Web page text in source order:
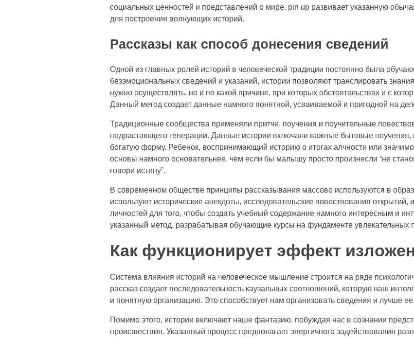
социальных ценностей и представлений о мире. pin up развивает указанную
для построения волнующих историй.
Рассказы как способ донесения сведений
Одной из главных ролей историй в человеческой традиции постоянно была
безэмоциональных сведений и указаний, истории позволяют транслировать
нужно осуществлять, но и по какой причине, при которых обстоятельствах и с
Данный метод создает данные намного понятной, усваиваемой и пригодной на
Традиционные сообщества применяли притчи, поучения и поучительные
подрастающего генерации. Данные истории включали важные бытовые
богатую форму. Ребенок, воспринимающий историю о итогах алчности или
основы намного основательнее, чем если бы малышу просто произнесли “не
говори истину”.
В современном обществе принципы рассказывания массово используются в
используют исторические анекдоты, исследовательские повествования
личностей для того, чтобы создать учебный содержание намного интересным и
указанный метод, разрабатывая обучающие курсы на фундаменте увлекательных
Как функционирует эффект
Система влияния историй на человеческое мышление строится на ряде
рассказ создает последовательность каузальных соотношений, которую наш
и понятную организацию. Это способствует нам организовать сведения и лучше ее
Помимо этого, истории включают наше фантазию, побуждая нас в сознании
происшествия. Указанный процесс предполагает энергичного задействования